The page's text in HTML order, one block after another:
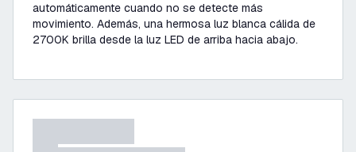
automáticamente cuando no se detecte más
movimiento. Además, una hermosa luz blanca cálida de
2700K brilla desde la luz LED de arriba hacia abajo.